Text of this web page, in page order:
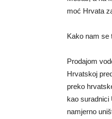
moć Hrvata
Kako nam se
Prodajom
Hrvatskoj
preko
kao suradnici
namjerno